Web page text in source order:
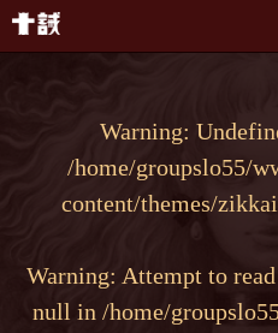
Warning:
/home/groupslo55/
content/themes/
Warning: Attempt to
null in /home/